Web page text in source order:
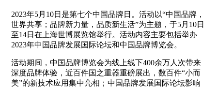
2023年5月10日是第七个中国品牌日。活动以“中国品牌，
世界共享；品牌新力量，品质新生活”为主题，于5月10日
至14日在上海世博展览馆举行。活动内容主要包括举办
2023年中国品牌发展国际论坛和中国品牌博览会。
活动期间，中国品牌博览会为线上线下400余万人次带来
深度品牌体验，近百件国之重器重磅展出，数百件“小而
美”的新技术应用集中亮相；中国品牌发展国际论坛影响